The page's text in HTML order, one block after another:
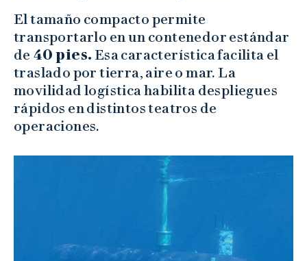
El tamaño compacto permite
transportarlo en un contenedor estándar
de 40 pies. Esa característica facilita el
traslado por tierra, aire o mar. La
movilidad logística habilita despliegues
rápidos en distintos teatros de
operaciones.